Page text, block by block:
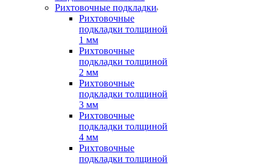
Рихтовочные подкладки
Рихтовочные
подкладки толщиной
1 мм
Рихтовочные
подкладки толщиной
2 мм
Рихтовочные
подкладки толщиной
3 мм
Рихтовочные
подкладки толщиной
4 мм
Рихтовочные
подкладки толщиной